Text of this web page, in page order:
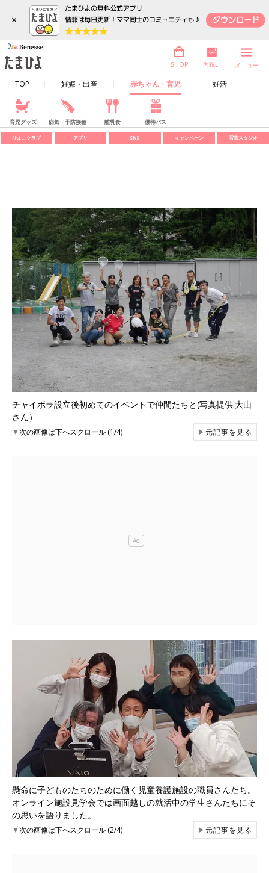
×
TOP 妊娠・出産 赤ちゃん・育児 妊活
SHOP 内祝い メニュー
育児グッズ 病気・予防接種 離乳食 優待パス
ひよこクラブ アプリ SNS キャンペーン 写真スタジオ
チャイボラ設立後初めてのイベントで仲間たちと(写真提供:大山
さん）
▼次の画像は下へスクロール (1/4) ▶元記事を見る
懸命に子どものたちのために働く児童養護施設の職員さんたち。
オンライン施設見学会では画面越しの就活中の学生さんたちにそ
の思いを語りました。
▼次の画像は下へスクロール (2/4) ▶元記事を見る